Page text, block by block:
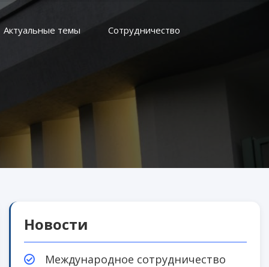
Актуальные темы Сотрудничество
Новости
Международное сотрудничество